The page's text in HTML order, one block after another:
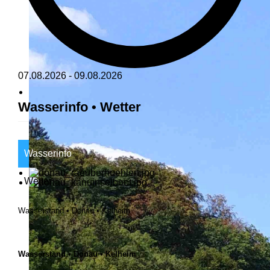
07.08.2026 - 09.08.2026
Wasserinfo • Wetter
Wasserinfo
Wetter
Wasserstand • Donau • Kelheim
Wasserstand • Donau • Kelheim